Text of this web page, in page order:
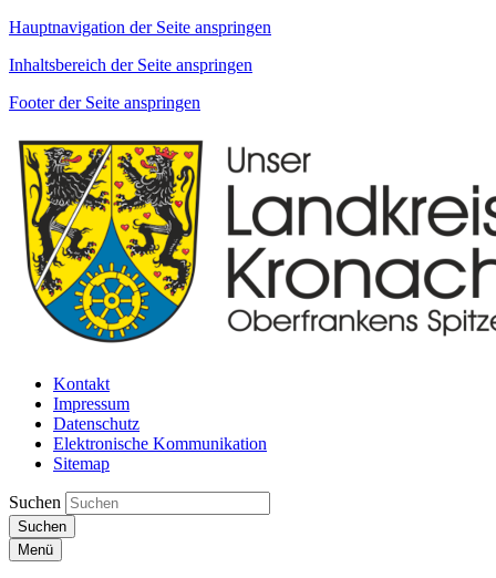
Hauptnavigation der Seite anspringen
Inhaltsbereich der Seite anspringen
Footer der Seite anspringen
Kontakt
Impressum
Datenschutz
Elektronische Kommunikation
Sitemap
Suchen
Suchen
Menü